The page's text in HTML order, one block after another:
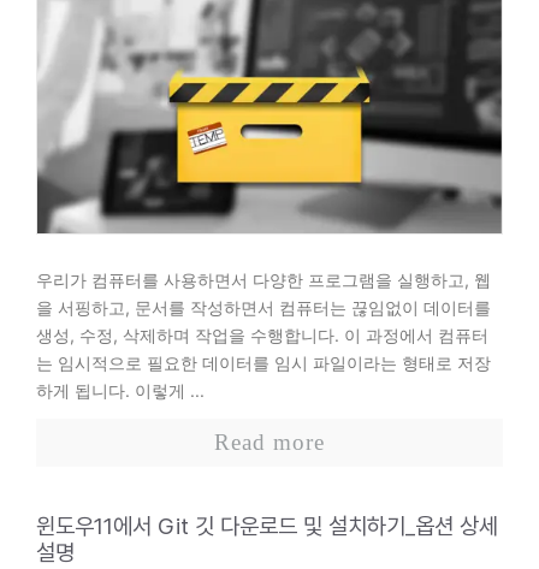
우리가 컴퓨터를 사용하면서 다양한 프로그램을 실행하고, 웹
을 서핑하고, 문서를 작성하면서 컴퓨터는 끊임없이 데이터를
생성, 수정, 삭제하며 작업을 수행합니다. 이 과정에서 컴퓨터
는 임시적으로 필요한 데이터를 임시 파일이라는 형태로 저장
하게 됩니다. 이렇게 ...
Read more
윈도우11에서 Git 깃 다운로드 및 설치하기_옵션 상세
설명